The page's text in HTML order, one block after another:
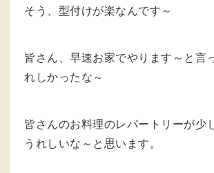
そう、型付けが楽なんです～
皆さん、早速お家でやります～と言
れしかったな～
皆さんのお料理のレパートリーが少
うれしいな～と思います。